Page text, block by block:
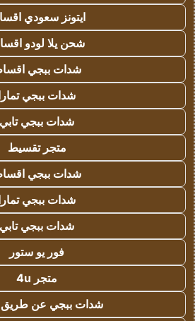
ايتونز سعودي
شحن يلا لودو
شدات ببجي
شدات ببجي تمارا
شدات ببجي تابي
متجر تقسيط
شدات ببجي
شدات ببجي تمارا
شدات ببجي تابي
فور يو ستور
متجر 4u
شدات ببجي عن طريق